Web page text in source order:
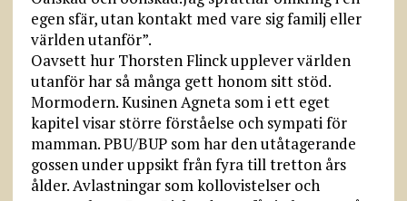
egen sfär, utan kontakt med vare sig familj eller
världen utanför”.
Oavsett hur Thorsten Flinck upplever världen
utanför har så många gett honom sitt stöd.
Mormodern. Kusinen Agneta som i ett eget
kapitel visar större förståelse och sympati för
mamman. PBU/BUP som har den utåtagerande
gossen under uppsikt från fyra till tretton års
ålder. Avlastningar som kollovistelser och